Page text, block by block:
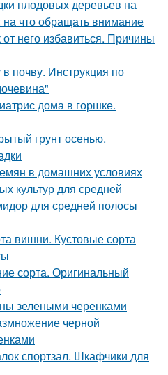
плодовых деревьев на
на что обращать внимание
от него избавиться. Причины
почву. Инструкция по
дома в горшке.
грунт осенью.
в домашних условиях
культур для средней
для средней полосы
вишни. Кустовые сорта
сорта. Оригинальный
зелеными черенками
черной
спортзал. Шкафчики для